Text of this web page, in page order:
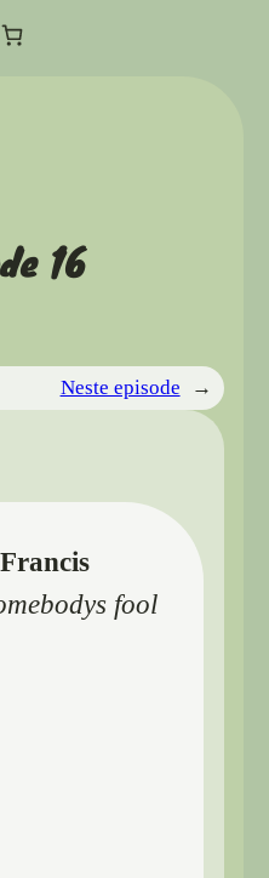
16
Neste episode →
fool